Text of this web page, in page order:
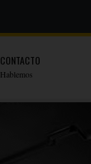
CONTACTO
Hablemos